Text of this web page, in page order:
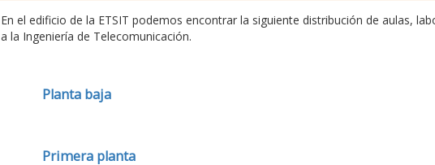
En el edificio de la ETSIT podemos encontrar la siguiente distribución de aulas,
a la Ingeniería de Telecomunicación.
Planta baja
Primera planta